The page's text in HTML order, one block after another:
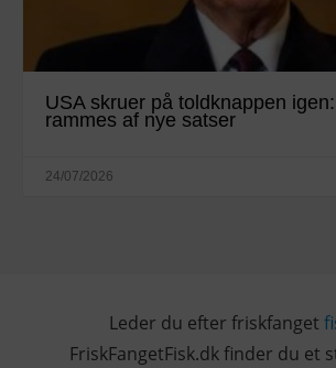
USA skruer på toldknappen
rammes af nye satser
24/07/2026
Leder du efter friskfanget
FriskFangetFisk.dk finder du et